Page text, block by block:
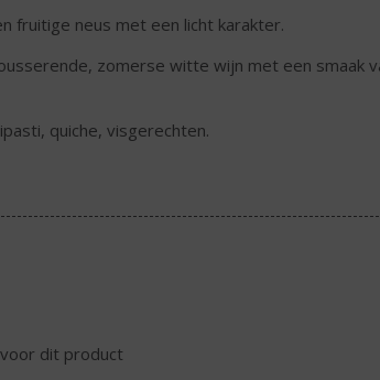
fruitige neus met een licht karakter.
zomerse witte wijn met een smaak
quiche, visgerechten.
dit product